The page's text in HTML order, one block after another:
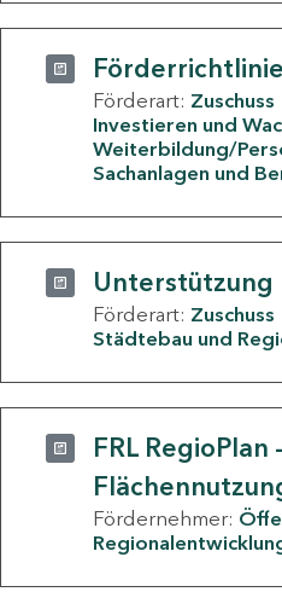
Förderart: Zuschuss
Investieren und
Weiterbildung/
Sachanlagen und
Unterstützung
Förderart: Zuschuss
Städtebau und
FRL
Fördernehmer: